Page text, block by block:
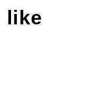
like